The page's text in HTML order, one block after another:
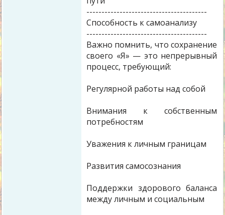
----------------------------------------
Способность к самоанализу
----------------------------------------
Важно помнить, что сохранение
своего «Я» — это непрерывный
процесс, требующий:
Регулярной работы над собой
Внимания к собственным
потребностям
Уважения к личным границам
Развития самосознания
Поддержки здорового баланса
между личным и социальным